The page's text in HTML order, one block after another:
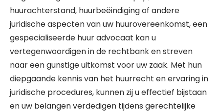
huurachterstand, huurbeëindiging of andere
juridische aspecten van uw huurovereenkomst, een
gespecialiseerde huur advocaat kan u
vertegenwoordigen in de rechtbank en streven
naar een gunstige uitkomst voor uw zaak. Met hun
diepgaande kennis van het huurrecht en ervaring in
juridische procedures, kunnen zij u effectief bijstaan
en uw belangen verdedigen tijdens gerechtelijke